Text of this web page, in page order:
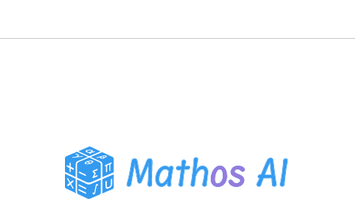
PDF 숙제 도우미
학습 도구